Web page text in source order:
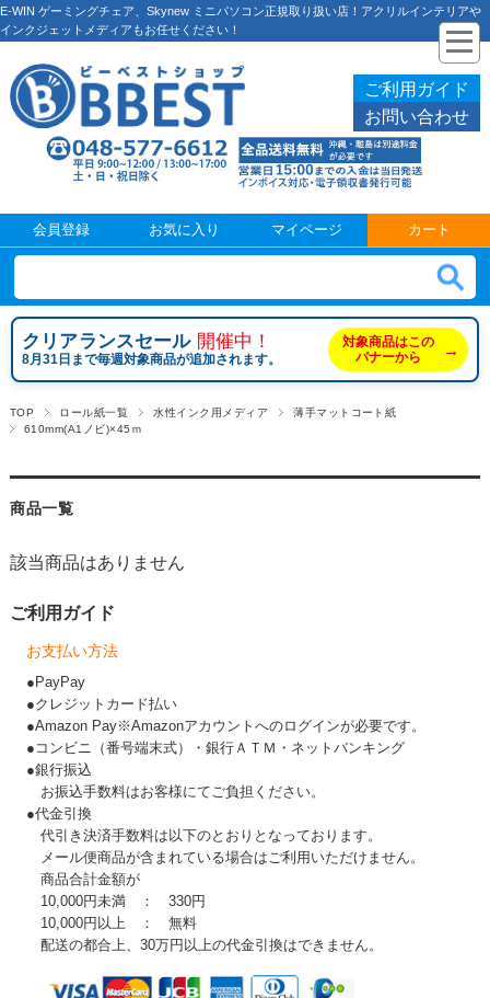
E-WIN ゲーミングチェア、Skynew ミニパソコン正規取り扱い店！アクリルインテリアや
インクジェットメディアもお任せください！
ご利用ガイド
お問い合わせ
会員登録 お気に入り マイページ カート
クリアランスセール 開催中！
8月31日まで毎週対象商品が追加されます。
対象商品はこの
バナーから
→
TOP ロール紙一覧 水性インク用メディア
薄手マットコート紙
610mm(A1ノビ)×45ｍ
商品一覧
該当商品はありません
ご利用ガイド
お支払い方法
●PayPay
●クレジットカード払い
●Amazon Pay※Amazonアカウントへのログインが必要です。
●コンビニ（番号端末式）・銀行ＡＴＭ・ネットバンキング
●銀行振込
お振込手数料はお客様にてご負担ください。
●代金引換
代引き決済手数料は以下のとおりとなっております。
メール便商品が含まれている場合はご利用いただけません。
商品合計金額が
10,000円未満 ： 330円
10,000円以上 ： 無料
配送の都合上、30万円以上の代金引換はできません。